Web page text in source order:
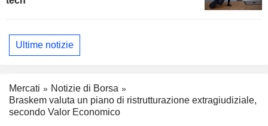
Ultime notizie
Mercati
Notizie di Borsa
Braskem valuta un piano di ristrutturazione extragiudiziale,
secondo Valor Economico